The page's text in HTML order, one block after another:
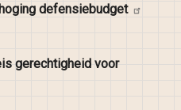
defensiebudget
gerechtigheid voor